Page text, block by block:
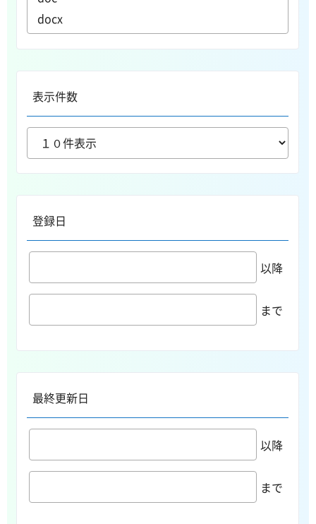
表示件数
登録日
以降
まで
最終更新日
以降
まで